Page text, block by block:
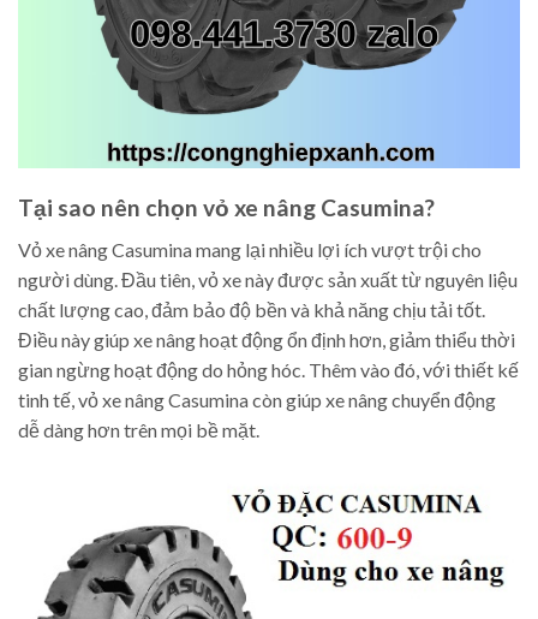
Tại sao nên chọn vỏ xe nâng Casumina?
Vỏ xe nâng Casumina mang lại nhiều lợi ích vượt trội cho
người dùng. Đầu tiên, vỏ xe này được sản xuất từ nguyên liệu
chất lượng cao, đảm bảo độ bền và khả năng chịu tải tốt.
Điều này giúp xe nâng hoạt động ổn định hơn, giảm thiểu thời
gian ngừng hoạt động do hỏng hóc. Thêm vào đó, với thiết kế
tinh tế, vỏ xe nâng Casumina còn giúp xe nâng chuyển động
dễ dàng hơn trên mọi bề mặt.